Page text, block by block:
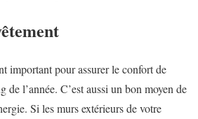
important pour assurer le confort de
de l’année. C’est aussi un bon moyen de
Si les murs extérieurs de votre